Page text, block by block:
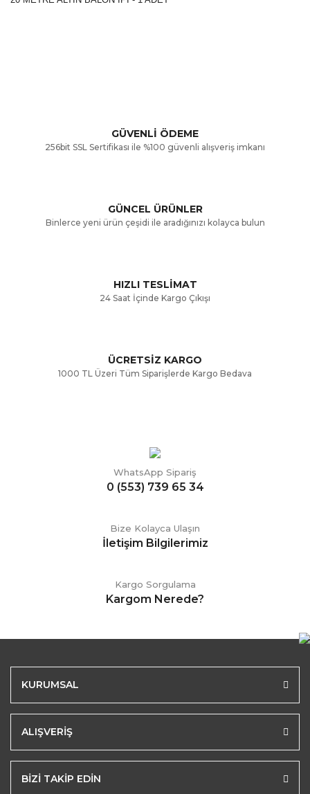
Ürün resmi kalitesiz, bozuk veya görüntülenemiyor.
Ürün bilgilerinde hatalar bulunuyor.
Gönder
GÜVENLİ ÖDEME
256bit SSL Sertifikası ile %100 güvenli alışveriş imkanı
GÜNCEL ÜRÜNLER
Binlerce yeni ürün çeşidi ile aradığınızı kolayca bulun
HIZLI TESLİMAT
24 Saat İçinde Kargo Çıkışı
ÜCRETSİZ KARGO
1000 TL Üzeri Tüm Siparişlerde Kargo Bedava
WhatsApp Sipariş
0 (553) 739 65 34
Bize Kolayca Ulaşın
İletişim Bilgilerimiz
Kargo Sorgulama
Kargom Nerede?
KURUMSAL
ALIŞVERİŞ
BİZİ TAKİP EDİN